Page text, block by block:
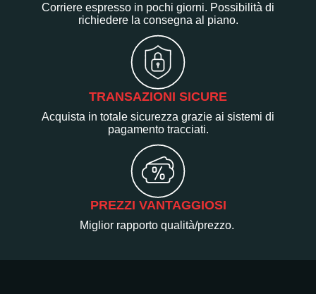
Corriere espresso in pochi giorni. Possibilità di
richiedere la consegna al piano.
TRANSAZIONI SICURE
Acquista in totale sicurezza grazie ai sistemi di
pagamento tracciati.
PREZZI VANTAGGIOSI
Miglior rapporto qualità/prezzo.